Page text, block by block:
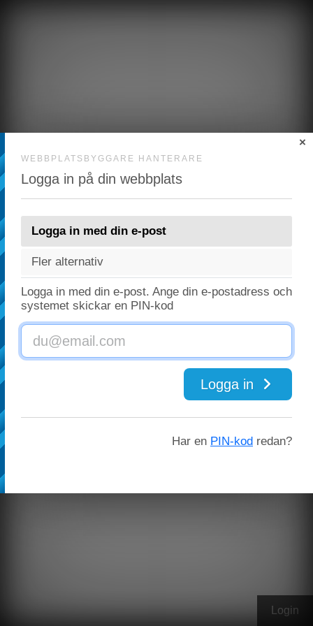
Förlåt! Vi är nere för planerat underhåll.
Vi kommer tillbaka snart
Login
×
WEBBPLATSBYGGARE HANTERARE
Logga in på din webbplats
Logga in med din e-post
Fler alternativ
Logga in med din e-post. Ange din e-postadress och
systemet skickar en PIN-kod
Logga in
Har en PIN-kod redan?